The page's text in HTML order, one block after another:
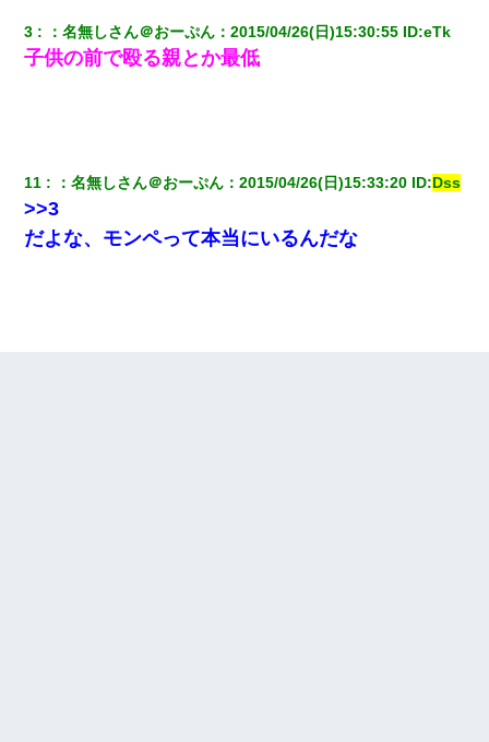
3 ：名無しさん＠おーぷん ：2015/04/26(日)15:30:55 ID:eTk
子供の前で殴る親とか最低
11 ：名無しさん＠おーぷん ：2015/04/26(日)15:33:20 ID:Dss
>>3
だよな、モンペって本当にいるんだな